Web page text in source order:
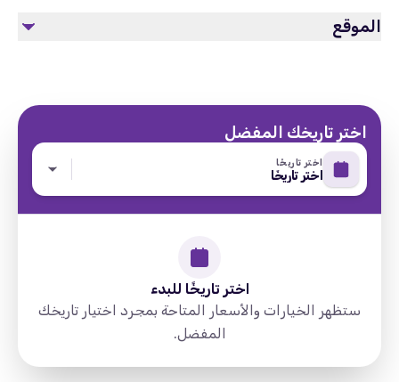
الموقع
directions
اختر تاريخك المفضل
اختر تاريخًا
اختر تاريخًا
اختر تاريخًا للبدء
ستظهر الخيارات والأسعار المتاحة بمجرد اختيار تاريخك
المفضل.